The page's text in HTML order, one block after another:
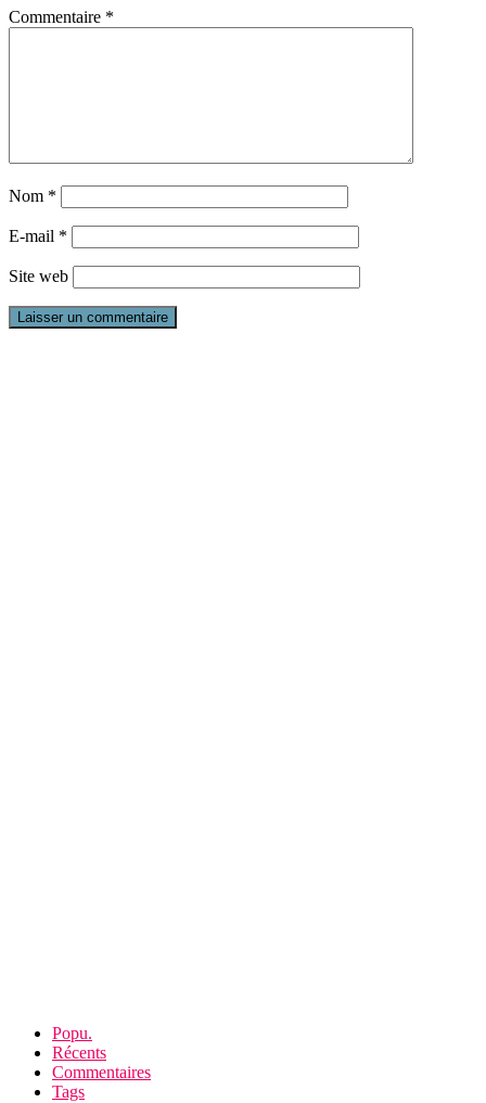
Commentaire *
Nom *
E-mail *
Site web
Popu.
Récents
Commentaires
Tags